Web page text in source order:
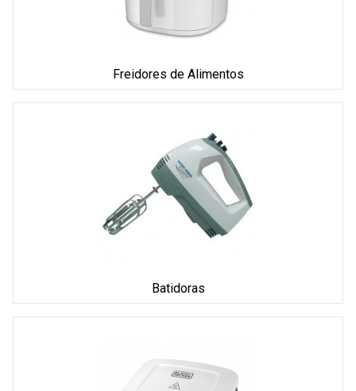
Freidores de Alimentos
Batidoras